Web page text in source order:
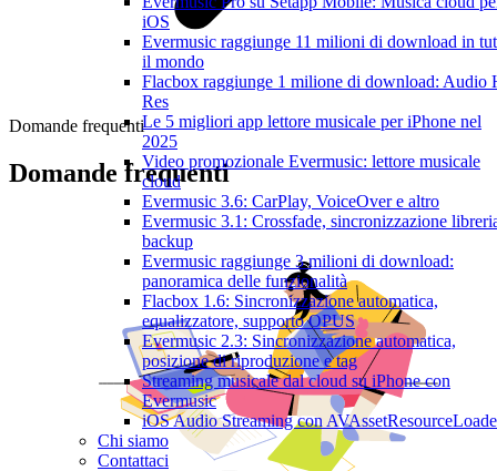
iOS
Evermusic raggiunge 11 milioni di download in
il mondo
Flacbox raggiunge 1 milione di download: Audio
Res
Le 5 migliori app lettore musicale per iPhone nel
2025
Video promozionale Evermusic: lettore musicale
cloud
Evermusic 3.6: CarPlay, VoiceOver e altro
Evermusic 3.1: Crossfade, sincronizzazione
backup
Evermusic raggiunge 3 milioni di download:
panoramica delle funzionalità
Flacbox 1.6: Sincronizzazione automatica,
equalizzatore, supporto OPUS
Evermusic 2.3: Sincronizzazione automatica,
posizione di riproduzione e tag
Streaming musicale dal cloud su iPhone con
Evermusic
iOS Audio Streaming con
Chi siamo
Contattaci
Domande frequenti
Domande frequenti